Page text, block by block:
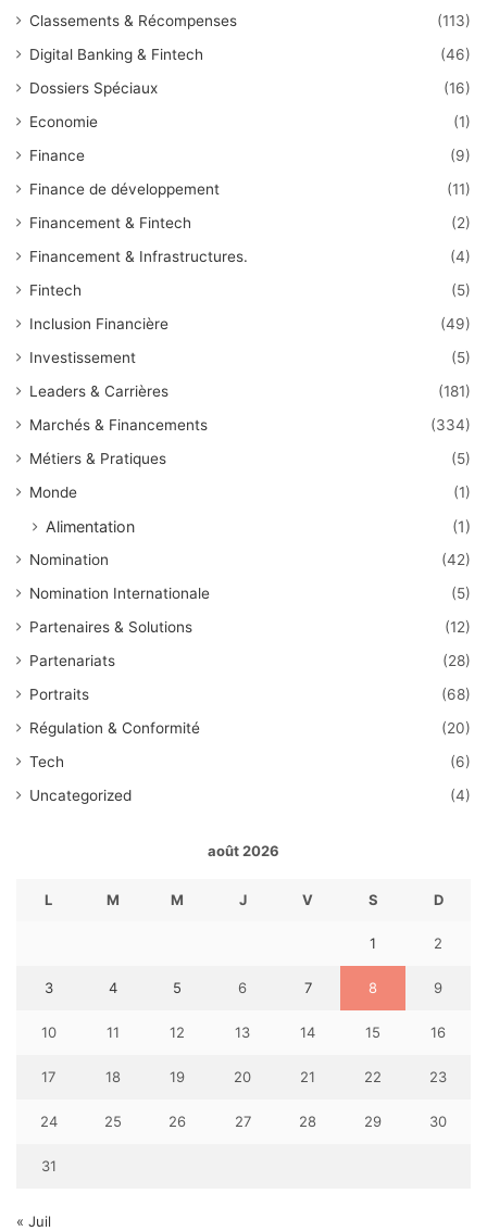
Classements & Récompenses
(113)
Digital Banking & Fintech
(46)
Dossiers Spéciaux
(16)
Economie
(1)
Finance
(9)
Finance de développement
(11)
Financement & Fintech
(2)
Financement & Infrastructures.
(4)
Fintech
(5)
Inclusion Financière
(49)
Investissement
(5)
Leaders & Carrières
(181)
Marchés & Financements
(334)
Métiers & Pratiques
(5)
Monde
(1)
Alimentation (1)
Nomination
(42)
Nomination Internationale
(5)
Partenaires & Solutions
(12)
Partenariats
(28)
Portraits
(68)
Régulation & Conformité
(20)
Tech
(6)
Uncategorized
(4)
août 2026
L M M J V S D
1 2
3 4 5 6 7 8 9
10 11 12 13 14 15 16
17 18 19 20 21 22 23
24 25 26 27 28 29 30
31
« Juil